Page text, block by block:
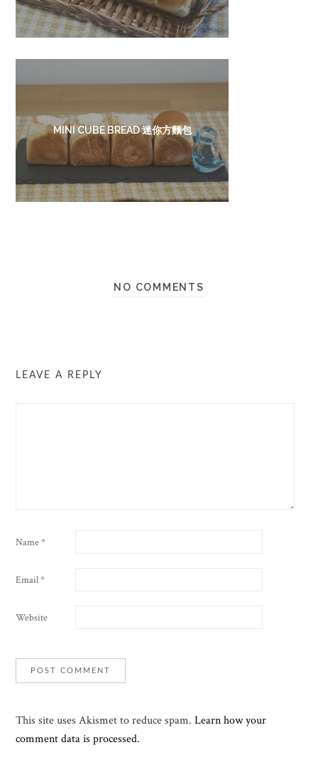
MINI CUBE BREAD 迷你方麵包
NO COMMENTS
LEAVE A REPLY
Name*
Email*
Website
This site uses Akismet to reduce spam.Learn how your
comment data is processed.